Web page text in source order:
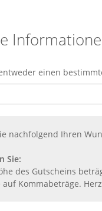
einen
nachfolgend Ihren
Sie:
des Gutscheins
Kommabeträge.